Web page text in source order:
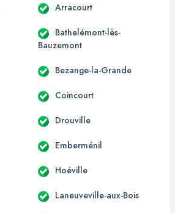
Arracourt
Bathelémont-lès-
Bauzemont
Bezange-la-Grande
Coincourt
Drouville
Emberménil
Hoéville
Laneuveville-aux-Bois